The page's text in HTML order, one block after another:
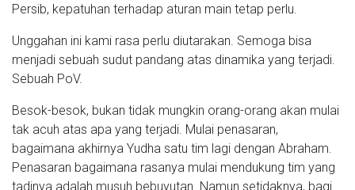
Persib, kepatuhan terhadap aturan main tetap perlu.
Unggahan ini kami rasa perlu diutarakan. Semoga bisa
menjadi sebuah sudut pandang atas dinamika yang terjadi.
Sebuah PoV.
Besok-besok, bukan tidak mungkin orang-orang akan mulai
tak acuh atas apa yang terjadi. Mulai penasaran,
bagaimana akhirnya Yudha satu tim lagi dengan Abraham.
Penasaran bagaimana rasanya mulai mendukung tim yang
tadinya adalah musuh bebuyutan. Namun setidaknya, bagi